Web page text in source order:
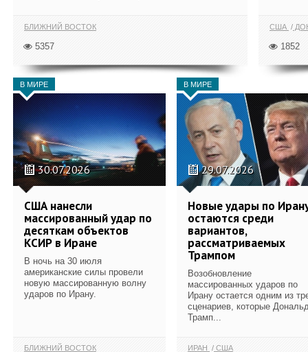
БЛИЖНИЙ ВОСТОК
5357
США
1852
В МИРЕ
30.07.2026
США нанесли
массированный удар по
десяткам объектов
КСИР в Иране
В ночь на 30 июля
американские силы провели
новую массированную волну
ударов по Ирану.
БЛИЖНИЙ ВОСТОК
В МИРЕ
29.07.2026
Новые удары по
остаются среди
вариантов,
рассматриваемых
Трампом
Возобновление
массированных ударов по
Ирану остается одним из
сценариев, которые
Трамп...
ИРАН США